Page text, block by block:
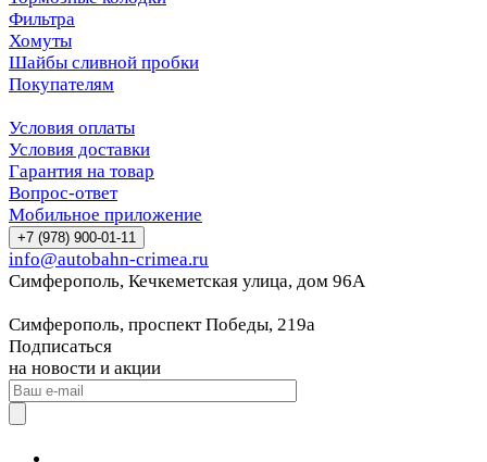
Фильтра
Хомуты
Шайбы сливной пробки
Покупателям
Условия оплаты
Условия доставки
Гарантия на товар
Вопрос-ответ
Мобильное приложение
+7 (978) 900-01-11
info@autobahn-crimea.ru
Симферополь, Кечкеметская улица, дом 96А
Симферополь, проспект Победы, 219а
Подписаться
на новости и акции